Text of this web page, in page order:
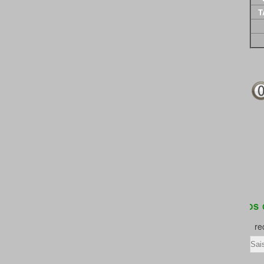
DE MEMOIRE-PENSEZ A PASSER DANS VOS